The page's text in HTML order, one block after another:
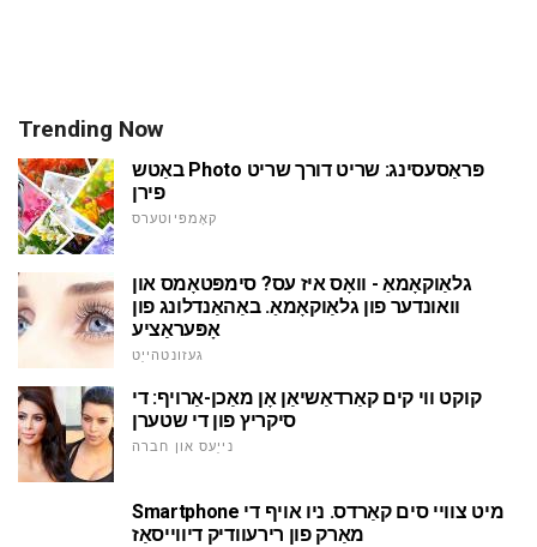
Trending Now
באַטש Photo פּראַסעסינג: שריט דורך שריט
פירן
קאָמפּיוטערס
גלאַוקאָמאַ - וואָס איז עס? סימפּטאָמס און
וואונדער פון גלאַוקאָמאַ. באַהאַנדלונג פון
אָפּעראַציע
געזונטהייַט
קוקט ווי קים קאַרדאַשיאַן אָן מאַכן-אַרויף: די
סיקריץ פון די שטערן
נייַעס און חברה
Smartphone מיט צוויי סים קאַרדס. ניו אויף די
מאַרק פון רירעוודיק דיווייסאַז